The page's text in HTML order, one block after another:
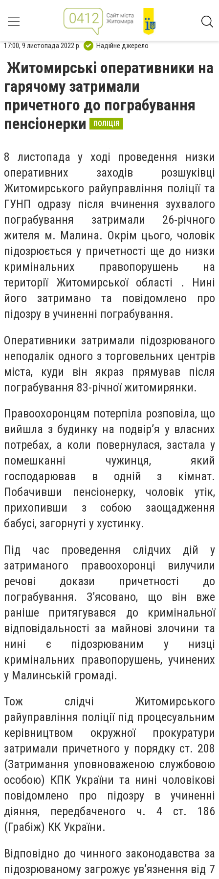
17:00, 9 листопада 2022 р. Надійне джерело
Житомирські оперативники на
гарячому затримали
причетного до пограбування
пенсіонерки
ПОЛІЦІЯ
8 листопада у ході проведення низки
оперативних заходів розшуківці
Житомирського райуправління поліції та
ГУНП одразу після вчинення зухвалого
пограбування затримали 26-річного
жителя м. Малина. Окрім цього, чоловік
підозрюється у причетності ще до низки
кримінальних правопорушень на
території Житомирської області . Нині
його затримано та повідомлено про
підозру в учиненні пограбування.
Оперативники затримали підозрюваного
неподалік одного з торговельних центрів
міста, куди він якраз прямував після
пограбування 83-річної житомирянки.
Правоохоронцям потерпіла розповіла, що
вийшла з будинку на подвір’я у власних
потребах, а коли повернулася, застала у
помешканні чужинця, який
господарював в одній з кімнат.
Побачивши пенсіонерку, чоловік утік,
прихопивши з собою заощадження
бабусі, загорнуті у хустинку.
Під час проведення слідчих дій у
затриманого правоохоронці вилучили
речові докази причетності до
пограбування. З’ясовано, що він вже
раніше притягувався до кримінальної
відповідальності за майнові злочини та
нині є підозрюваним у низці
кримінальних правопорушень, учинених
у Малинській громаді.
Тож слідчі Житомирського
райуправління поліції під процесуальним
керівництвом окружної прокуратури
затримали причетного у порядку ст. 208
(Затримання уповноваженою службовою
особою) КПК України та нині чоловікові
повідомлено про підозру в учиненні
діяння, передбаченого ч. 4 ст. 186
(Грабіж) КК України.
Відповідно до чинного законодавства за
підозрюваному загрожує ув’язнення від 7